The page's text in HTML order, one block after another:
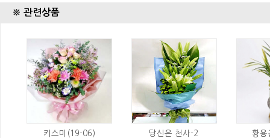
※ 관련상품
키스미(19-06)
당신은 천사-2
황용